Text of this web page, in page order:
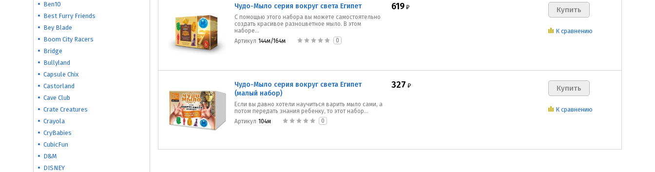
Ben10
Best Furry Friends
Bey Blade
Boom City Racers
Bridge
Bullyland
Capsule Chix
Castorland
Cave Club
Crate Creatures
Crayola
CryBabies
CubicFun
D&M
DISNEY
Чудо-Мыло серия вокруг света Египет
С помощью этого набора вы можете самостоятельно
создать красивое разноцветное мыло. В этом
наборе...
Артикул 144м/164м 0
619 ₽
К сравнению
Чудо-Мыло серия вокруг света Египет
(малый набор)
Если вы давно хотели научиться варить мыло сами, а
потом передать знания ребенку, то этот набор...
Артикул 104м 0
327 ₽
К сравнению